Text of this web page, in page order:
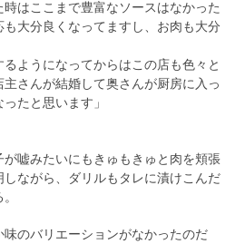
はここまで豊富なソースはなかった
大分良くなってますし、お肉も大分
るようになってからはこの店も色々と
さんが結婚して奥さんが厨房に入っ
たと思います」
嘘みたいにもきゅもきゅと肉を頬張
ながら、ダリルもタレに漬けこんだ
のバリエーションがなかったのだ